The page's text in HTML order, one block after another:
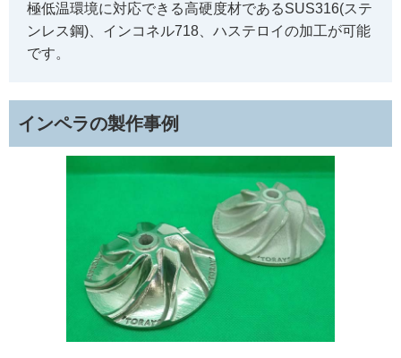
極低温環境に対応できる高硬度材であるSUS316(ステ
ンレス鋼)、インコネル718、ハステロイの加工が可能
です。
インペラの製作事例